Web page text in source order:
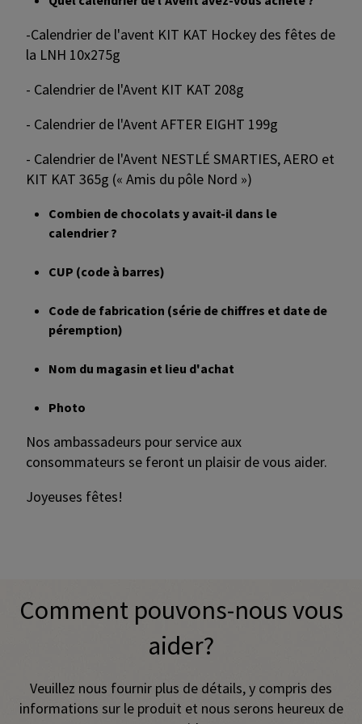
-Calendrier de l'avent KIT KAT Hockey des fêtes de
la LNH 10x275g
- Calendrier de l'Avent KIT KAT 208g
- Calendrier de l'Avent AFTER EIGHT 199g
- Calendrier de l'Avent NESTLÉ SMARTIES, AERO et
KIT KAT 365g (« Amis du pôle Nord »)
Combien de chocolats y avait-il dans le
calendrier ?
CUP (code à barres)
Code de fabrication (série de chiffres et date de
péremption)
Nom du magasin et lieu d'achat
Photo
Nos ambassadeurs pour service aux
consommateurs se feront un plaisir de vous aider.
Joyeuses fêtes!
Promotional banner with descriptive content and call-
Comment pouvons-nous vous
aider?
Veuillez nous fournir plus de détails, y compris des
informations sur le produit et nous serons heureux de